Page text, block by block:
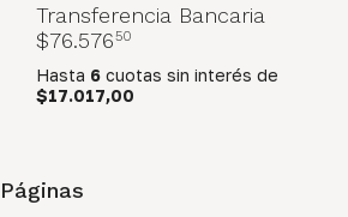
Transferencia Bancaria
$76.57650
Hasta 6 cuotas sin interés de
$17.017,00
Páginas